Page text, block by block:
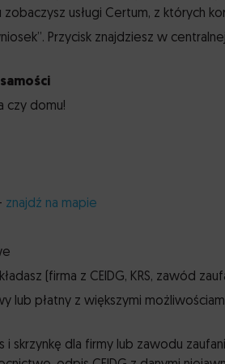
usługi Certum, z których
Przycisk znajdziesz w
czy domu!
znajdź na mapie
(firma z CEIDG, KRS, zawód
lub płatny z większymi
i skrzynkę dla firmy lub zawodu